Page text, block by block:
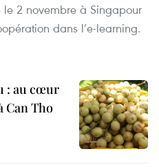
2 novembre à Singapour
dans l’e-learning.
: au cœur
Can Tho